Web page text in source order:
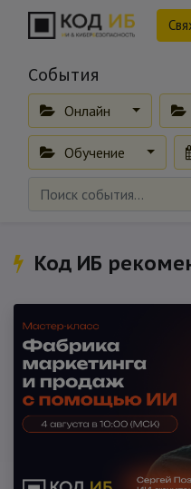
События
Онлайн
Обучение
Код ИБ